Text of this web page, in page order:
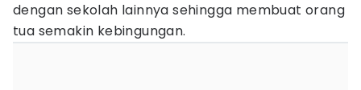
dengan sekolah lainnya sehingga membuat orang
tua semakin kebingungan.